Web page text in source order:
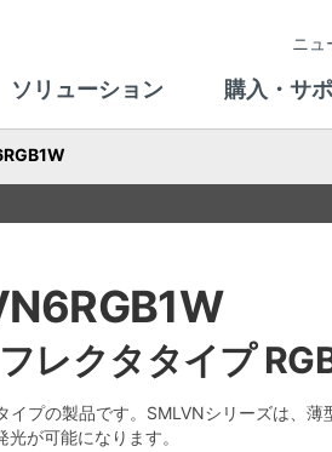
ニュ
ソリューション 購入・サ
レクタタイプ
イプの製品です。SMLVNシリーズは、
が可能になります。